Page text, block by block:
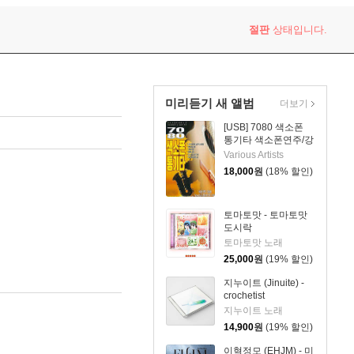
절판상태입니다.
미리듣기 새 앨범
[USB] 7080 색소폰
통기타 색소폰연주/강
승용
Various Artists
18,000원 (18% 할인)
토마토맛 - 토마토맛
도시락
토마토맛 노래
25,000원 (19% 할인)
지누이트 (Jinuite) -
crochetist
지누이트 노래
14,900원 (19% 할인)
이혁정모 (EHJM) - 미
더보기